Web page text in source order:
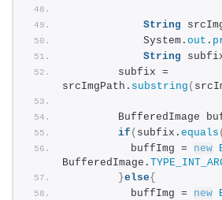
String
            System.
out .
String
        subfix =
srcImgPath. substring (
BufferedImage
if ( subfix. equals
          buffImg =
new
BufferedImage.
}else{
          buffImg =
new